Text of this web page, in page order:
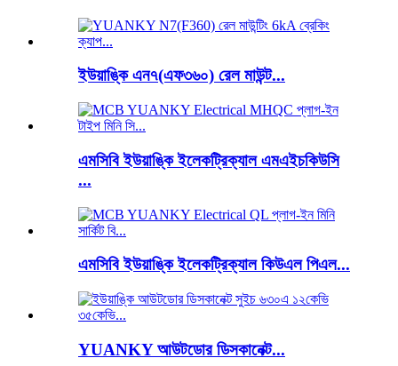
ইউয়াঙ্কি এন৭(এফ৩৬০) রেল মাউন্ট...
এমসিবি ইউয়াঙ্কি ইলেকট্রিক্যাল এমএইচকিউসি
...
এমসিবি ইউয়াঙ্কি ইলেকট্রিক্যাল কিউএল পিএল...
YUANKY আউটডোর ডিসকানেক্ট...